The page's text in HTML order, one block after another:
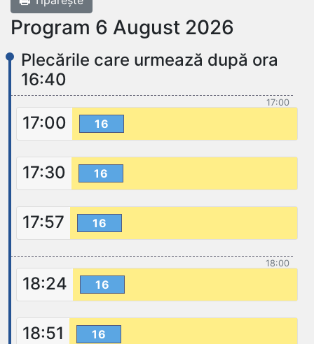
Program 6 August 2026
Plecările care urmează după ora
16:40
17:00
17:00 16
17:30 16
17:57 16
18:00
18:24 16
18:51 16